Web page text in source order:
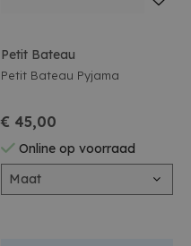
Petit Bateau
Petit Bateau Pyjama
€ 45,00
Online op voorraad
Maat